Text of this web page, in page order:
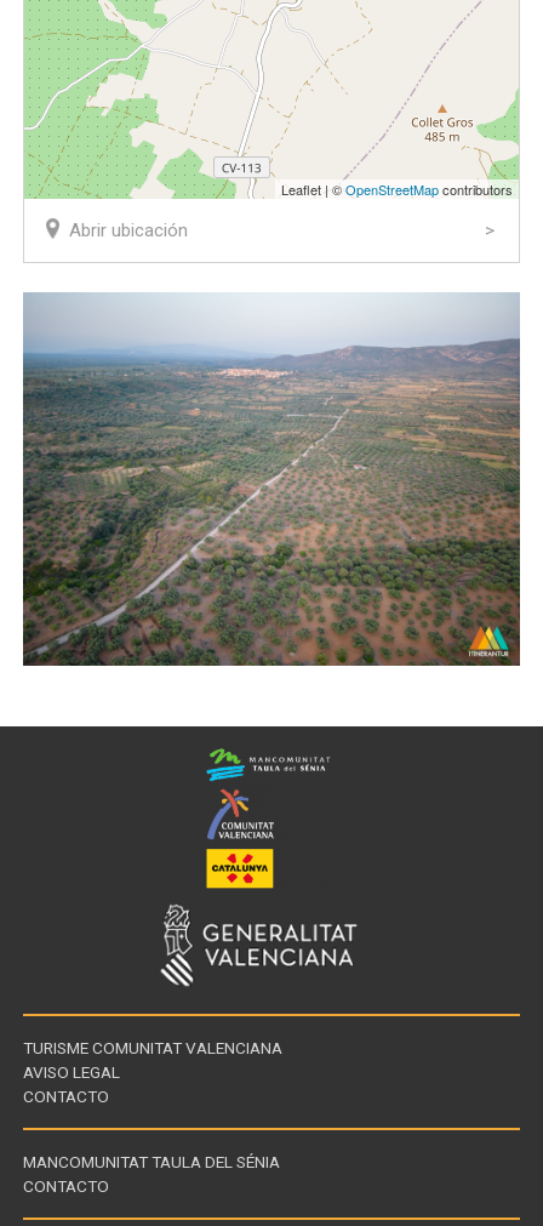
Leaflet | ©OpenStreetMapcontributors
Abrir ubicación
TURISME COMUNITAT VALENCIANA
AVISO LEGAL
CONTACTO
MANCOMUNITAT TAULA DEL SÉNIA
CONTACTO